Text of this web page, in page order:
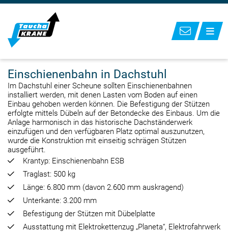
Einschienenbahn in Dachstuhl
Im Dachstuhl einer Scheune sollten Einschienenbahnen
installiert werden, mit denen Lasten vom Boden auf einen
Einbau gehoben werden können. Die Befestigung der Stützen
erfolgte mittels Dübeln auf der Betondecke des Einbaus. Um die
Anlage harmonisch in das historische Dachständerwerk
einzufügen und den verfügbaren Platz optimal auszunutzen,
wurde die Konstruktion mit einseitig schrägen Stützen
ausgeführt.
Krantyp: Einschienenbahn ESB
Traglast: 500 kg
Länge: 6.800 mm (davon 2.600 mm auskragend)
Unterkante: 3.200 mm
Befestigung der Stützen mit Dübelplatte
Ausstattung mit Elektrokettenzug „Planeta“, Elektrofahrwerk